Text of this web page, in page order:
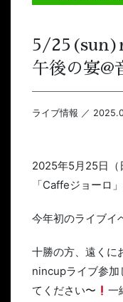
5/
午後の宴@
ライブ情報 ／
2025年5月25日
「Caffeジョーロ
今年初のライブイ
十勝の方、遠くに
nincupライブ参加
てください〜
一